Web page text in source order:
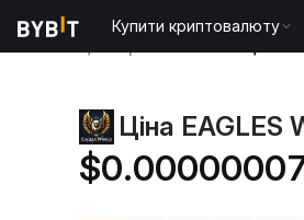
Купити криптовалюту
Ціна EAGLES